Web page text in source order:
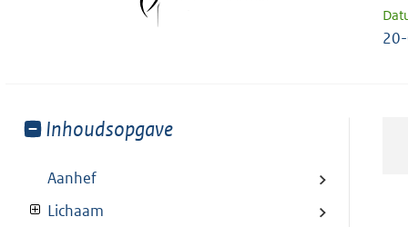
Toon
van:
Inhoudsopgave
Aanhef
Lichaam